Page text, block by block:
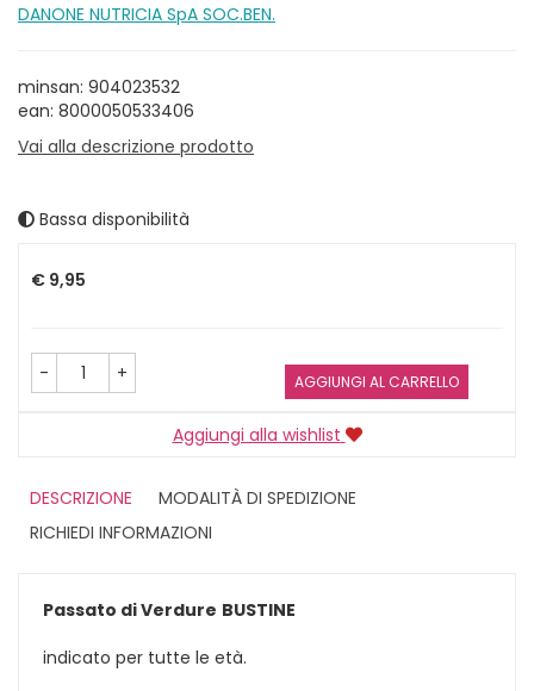
DANONE NUTRICIA SpA SOC.BEN.
minsan: 904023532
ean: 8000050533406
Vai alla descrizione prodotto
Bassa disponibilità
€ 9,95
- + AGGIUNGI AL CARRELLO
Aggiungi alla wishlist
DESCRIZIONE
MODALITÀ DI SPEDIZIONE
RICHIEDI INFORMAZIONI
Passato di Verdure BUSTINE
indicato per tutte le età.